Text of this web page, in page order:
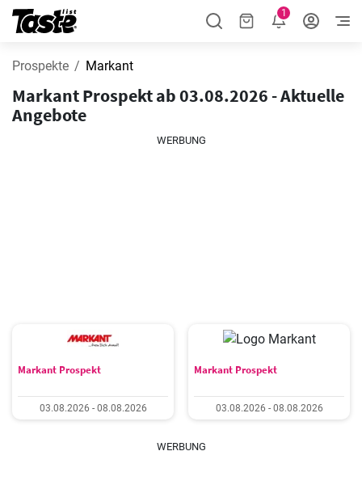
1
Prospekte Markant
Markant Prospekt ab 03.08.2026 - Aktuelle
Angebote
WERBUNG
Markant Prospekt
03.08.2026 - 08.08.2026
Markant Prospekt
03.08.2026 - 08.08.2026
WERBUNG